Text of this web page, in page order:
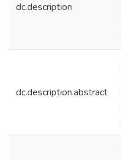
dc.description
dc.description.abstract